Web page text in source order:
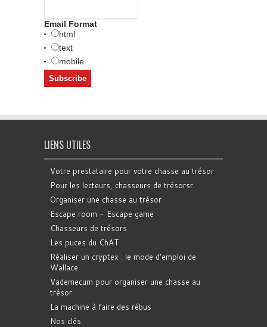
Email Format
html
text
mobile
LIENS UTILES
Votre prestataire pour votre chasse au trésor
Pour les lecteurs, chasseurs de trésorsr
Organiser une chasse au trésor
Escape room - Escape game
Chasseurs de trésors
Les puces du ChAT
Réaliser un cryptex : le mode d'emploi de
Wallace
Vademecum pour organiser une chasse au
trésor
La machine à faire des rébus
Nos clés